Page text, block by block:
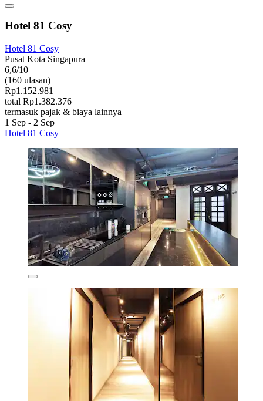
Hotel 81 Cosy
Hotel 81 Cosy
Pusat Kota Singapura
6,6/10
(160 ulasan)
Rp1.152.981
total Rp1.382.376
termasuk pajak & biaya lainnya
1 Sep - 2 Sep
Hotel 81 Cosy